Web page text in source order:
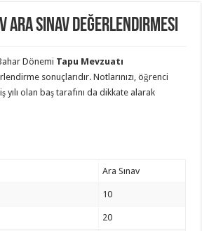
Ara Sınav Değerlendirmesi
Dönemi Tapu Mevzuatı
sonuçlarıdır. Notlarınızı, öğrenci
yılı olan baş tarafını da dikkate alarak
Ara Sınav
10
20